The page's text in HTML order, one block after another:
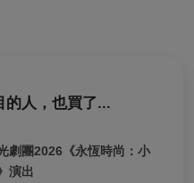
的人，也買了...
劇團2026《永恆時尚：小
演出